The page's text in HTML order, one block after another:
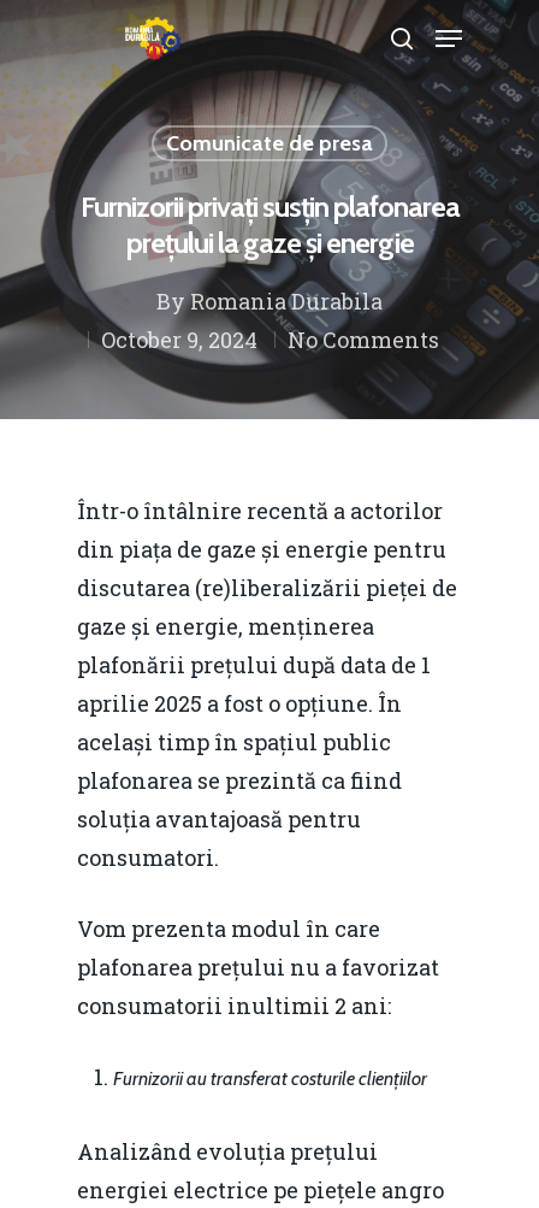
Hit enter to search or ESC to close
Comunicate de presa
Furnizorii privați susțin plafonarea
prețului la gaze și energie
ByRomania Durabila
October 9, 2024
No Comments
Într-o întâlnire recentă a actorilor
din piața de gaze și energie pentru
discutarea (re)liberalizării pieței de
gaze și energie, menținerea
plafonării prețului după data de 1
aprilie 2025 a fost o opțiune. În
același timp în spațiul public
plafonarea se prezintă ca fiind
soluția avantajoasă pentru
consumatori.
Vom prezenta modul în care
plafonarea prețului nu a favorizat
consumatorii inultimii 2 ani:
Furnizorii au transferat costurile cliențiilor
Analizând evoluția prețului
energiei electrice pe piețele angro